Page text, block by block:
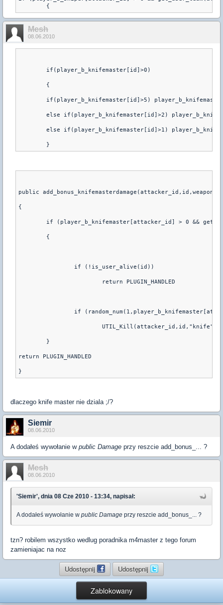
        {
Mesh
08.06.2010
	if(player_b_knifemaster[id]>0)
	{
if(player_b_knifemaster[id]>5)
else if(player_b_knifemaster[id]>2)
else if(player_b_knifemaster[id]>1)
public add_bonus_knifemasterdamage(attacker_id,id,weapon)
{
if (player_b_knifemaster[attacker_id] > 0 &&
	{
		if (!is_user_alive(id))
			return PLUGIN_HANDLED
if
			UTIL_Kill(attacker_id,id,"knife")
	}
return PLUGIN_HANDLED
dlaczego knife master nie dziala ;/?
Siemir
08.06.2010
A dodałeś wywołanie w public Damage przy reszcie add_bonus_... ?
Mesh
08.06.2010
'Siemir', dnia 08 Cze 2010 - 13:34, napisał:
A dodałeś wywołanie w public Damage przy reszcie add_bonus_... ?
tzn? robilem wszystko wedlug poradnika m4master z tego forum
zamieniajac na noz
Udostępnij Udostępnij
Zablokowany